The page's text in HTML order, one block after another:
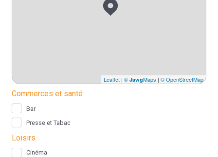
Leaflet | © JawgMaps | © OpenStreetMap
Commerces et santé
Bar
Presse et Tabac
Loisirs
Cinéma